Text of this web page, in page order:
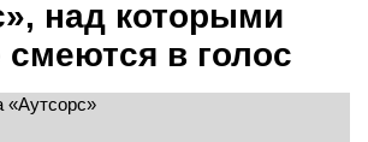
над которыми
в голос